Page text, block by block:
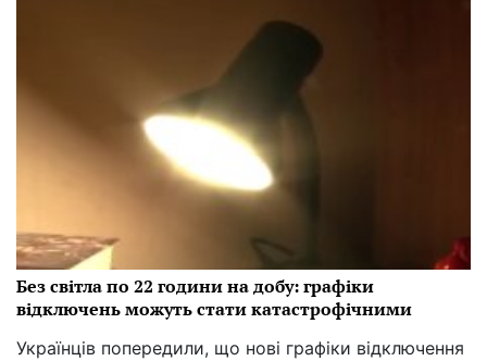
Без світла по 22 години на добу: графіки
відключень можуть стати катастрофічними
Українців попередили, що нові графіки відключення